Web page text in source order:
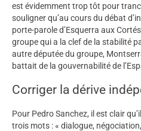
est évidemment trop tôt pour
souligner qu’au cours du débat
porte-parole d’Esquerra aux
groupe qui a la clef de la stabilité
autre députée du groupe,
battait de la gouvernabilité de
Corriger la dérive
Pour Pedro Sanchez, il est clair
trois mots : « dialogue,